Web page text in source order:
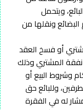
ويتحمل
ونقلها من
أو فسخ العقد
نفقة المشتري وذلك
وشروط البيع أو
وللبائع حق
له في الفقرة